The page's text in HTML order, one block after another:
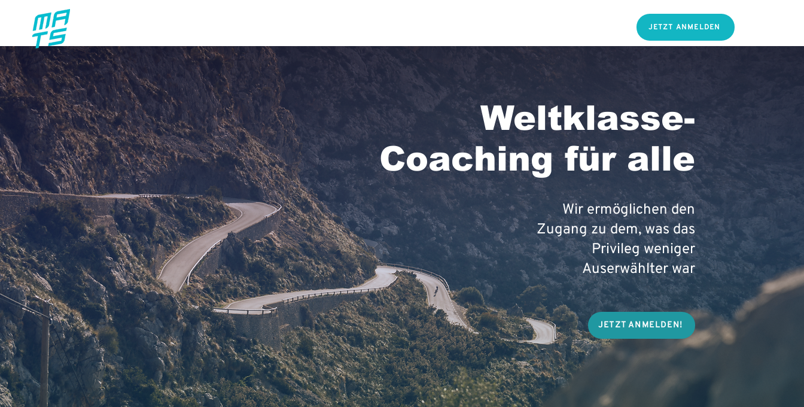
JETZT ANMELDEN
Weltklasse-
Coaching für alle
Wir ermöglichen den
Zugang zu dem, was das
Privileg weniger
Auserwählter war
JETZT ANMELDEN!